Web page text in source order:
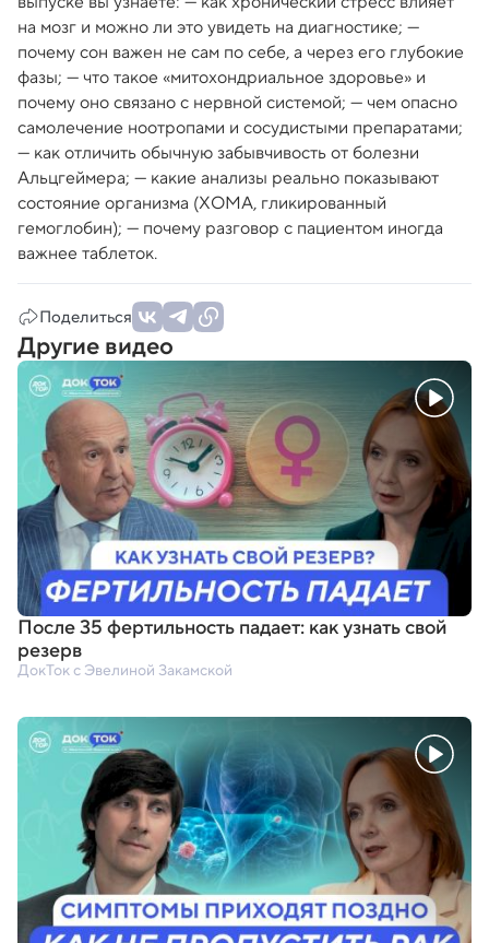
на мозг и можно ли это увидеть на диагностике; —
почему сон важен не сам по себе, а через его глубокие
фазы; — что такое «митохондриальное здоровье» и
почему оно связано с нервной системой; — чем опасно
самолечение ноотропами и сосудистыми препаратами;
— как отличить обычную забывчивость от болезни
Альцгеймера; — какие анализы реально показывают
состояние организма (ХОМА, гликированный
гемоглобин); — почему разговор с пациентом иногда
важнее таблеток.
Поделиться
Другие видео
После 35 фертильность падает: как узнать свой
резерв
ДокТок с Эвелиной Закамской